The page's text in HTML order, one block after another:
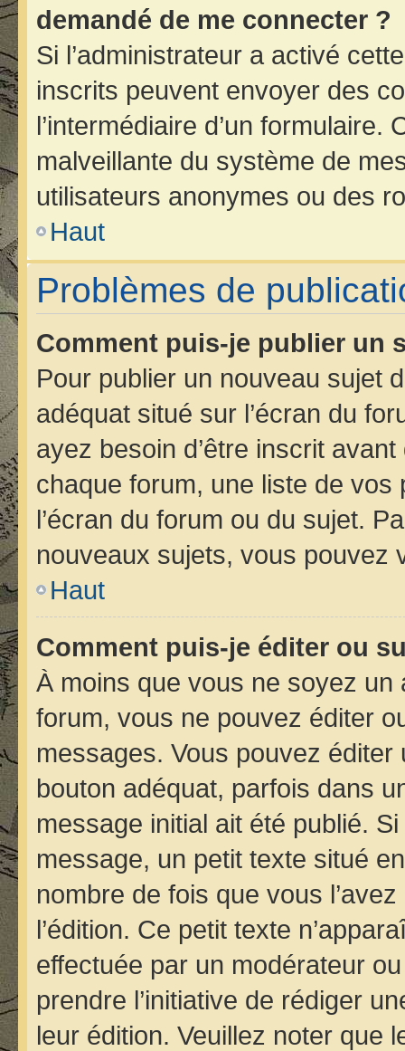
demandé de me connecter ?
Si l’administrateur a activé
inscrits peuvent envoyer des
l’intermédiaire d’un
malveillante du système de
utilisateurs anonymes ou des
Haut
Problèmes de
Comment puis-je publier un
Pour publier un nouveau sujet
adéquat situé sur l’écran du
ayez besoin d’être inscrit
chaque forum, une liste de
l’écran du forum ou du sujet.
nouveaux sujets, vous pouvez
Haut
Comment puis-je éditer ou
À moins que vous ne soyez
forum, vous ne pouvez éditer
messages. Vous pouvez
bouton adéquat, parfois dans
message initial ait été publié.
message, un petit texte situé
nombre de fois que vous
l’édition. Ce petit texte
effectuée par un modérateur
prendre l’initiative de rédiger
leur édition. Veuillez noter que